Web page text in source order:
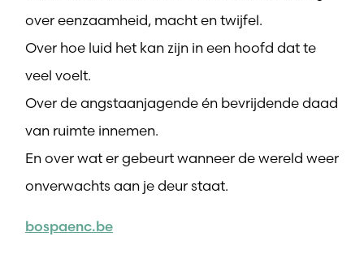
over eenzaamheid, macht en twijfel.
Over hoe luid het kan zijn in een hoofd dat te
veel voelt.
Over de angstaanjagende én bevrijdende daad
van ruimte innemen.
En over wat er gebeurt wanneer de wereld weer
onverwachts aan je deur staat.
bospaenc.be